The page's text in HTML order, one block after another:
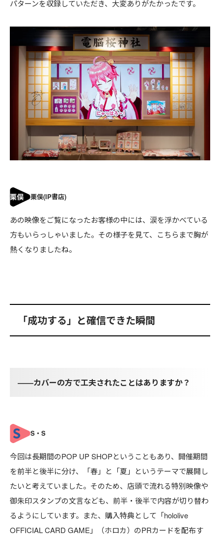
パターンを収録していただき、大変ありがたかったです。
あの映像をご覧になったお客様の中には、涙を浮かべている
方もいらっしゃいました。その様子を見て、こちらまで胸が
熱くなりましたね。
「成功する」と確信できた瞬間
――カバーの方で工夫されたことはありますか？
今回は長期間のPOP UP SHOPということもあり、開催期間
を前半と後半に分け、「春」と「夏」というテーマで展開し
たいと考えていました。そのため、店頭で流れる特別映像や
御朱印スタンプの文言なども、前半・後半で内容が切り替わ
るようにしています。また、購入特典として「hololive
OFFICIAL CARD GAME」（ホロカ）のPRカードを配布す